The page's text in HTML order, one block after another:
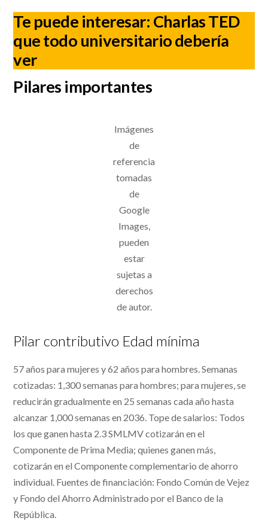
Te puede interesar: Charlas TED
que todo universitario debería
ver
Pilares importantes
Imágenes
de
referencia
tomadas
de
Google
Images,
pueden
estar
sujetas a
derechos
de autor.
Pilar contributivo Edad mínima
57 años para mujeres y 62 años para hombres. Semanas
cotizadas: 1,300 semanas para hombres; para mujeres, se
reducirán gradualmente en 25 semanas cada año hasta
alcanzar 1,000 semanas en 2036. Tope de salarios: Todos
los que ganen hasta 2.3 SMLMV cotizarán en el
Componente de Prima Media; quienes ganen más,
cotizarán en el Componente complementario de ahorro
individual. Fuentes de financiación: Fondo Común de Vejez
y Fondo del Ahorro Administrado por el Banco de la
República.